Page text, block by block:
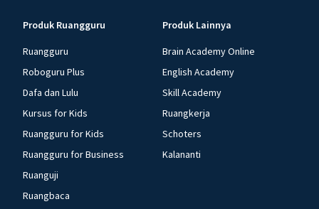
Produk Ruangguru
Ruangguru
Roboguru Plus
Dafa dan Lulu
Kursus for Kids
Ruangguru for Kids
Ruangguru for Business
Ruanguji
Ruangbaca
Produk Lainnya
Brain Academy Online
English Academy
Skill Academy
Ruangkerja
Schoters
Kalananti